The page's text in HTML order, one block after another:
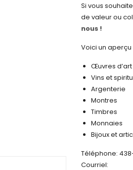
décembre
octobre 2024
septembre
août 2024
mai 2024
mars 2024
Si vous
de valeur ou
nous !
Voici un
Œuvres d’art
Vins et
Argenterie
Montres
Timbres
Monnaies
Bijoux et
Téléphone:
Courriel: